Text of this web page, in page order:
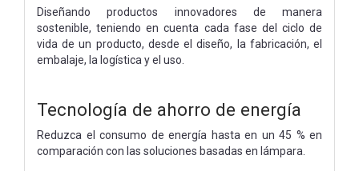
Diseñando productos innovadores de manera
sostenible, teniendo en cuenta cada fase del ciclo de
vida de un producto, desde el diseño, la fabricación, el
embalaje, la logística y el uso.
Tecnología de ahorro de energía
Reduzca el consumo de energía hasta en un 45 % en
comparación con las soluciones basadas en lámpara.